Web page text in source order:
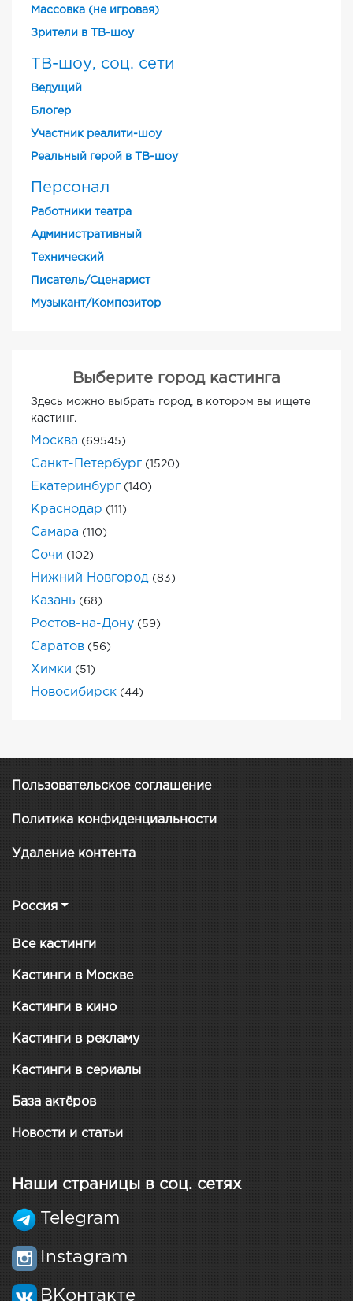
Массовка (не игровая)
Зрители в ТВ-шоу
ТВ-шоу, соц. сети
Ведущий
Блогер
Участник реалити-шоу
Реальный герой в ТВ-шоу
Персонал
Работники театра
Административный
Технический
Писатель/Сценарист
Музыкант/Композитор
Выберите город кастинга
Здесь можно выбрать город, в котором вы ищете
кастинг.
Москва (69545)
Санкт-Петербург (1520)
Екатеринбург (140)
Краснодар (111)
Самара (110)
Сочи (102)
Нижний Новгород (83)
Казань (68)
Ростов-на-Дону (59)
Саратов (56)
Химки (51)
Новосибирск (44)
Пользовательское соглашение
Политика конфиденциальности
Удаление контента
Россия
Все кастинги
Кастинги в Москве
Кастинги в кино
Кастинги в рекламу
Кастинги в сериалы
База актёров
Новости и статьи
Наши страницы в соц. сетях
Telegram
Instagram
ВКонтакте